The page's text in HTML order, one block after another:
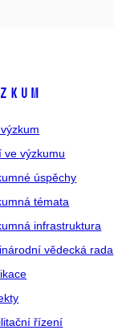
ve výzkumu
úspěchy
témata
infrastruktura
vědecká rada
řízení